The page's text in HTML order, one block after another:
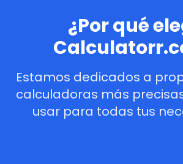
¿Por qué
Estamos dedicados a
calculadoras más
usar para todas tus